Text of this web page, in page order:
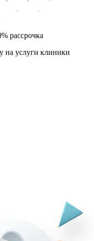
рассрочка
на услуги клиники